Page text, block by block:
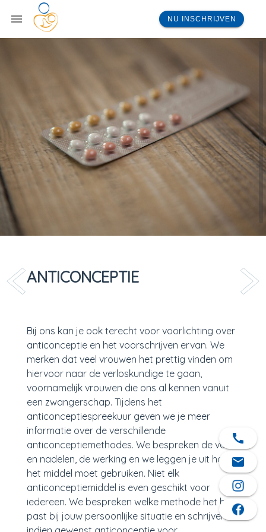
call
mail
NU INSCHRIJVEN
ANTICONCEPTIE
Bij ons kan je ook terecht voor voorlichting over
anticonceptie en het voorschrijven ervan. We
merken dat veel vrouwen het prettig vinden om
hiervoor naar de verloskundige te gaan,
voornamelijk vrouwen die ons al kennen vanuit
een zwangerschap. Tijdens het
anticonceptiespreekuur geven we je meer
informatie over de verschillende
anticonceptiemethodes. We bespreken de voor-
en nadelen, de werking en we leggen je uit hoe je
het middel moet gebruiken. Niet elk
anticonceptiemiddel is even geschikt voor
iedereen. We bespreken welke methode het best
past bij jouw persoonlijke situatie en schrijven